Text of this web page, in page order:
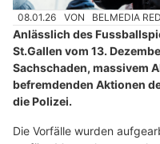
08.01.26 VON BELMEDIA
Anlässlich des
St.Gallen vom 13.
Sachschaden, massivem
befremdenden Aktionen
die Polizei.
Die Vorfälle wurden